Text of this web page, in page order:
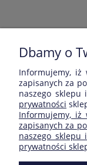
ZAKUPY
Czas
Formy
Czas i
Dbamy o
Informujemy, iż
zapisanych za
naszego sklepu
prywatności
Informujemy, iż
zapisanych za
naszego
prywatności